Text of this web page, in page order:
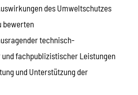
des Umweltschutzes
bewerten
technisch-
fachpublizistischer Leistungen
und Unterstützung der